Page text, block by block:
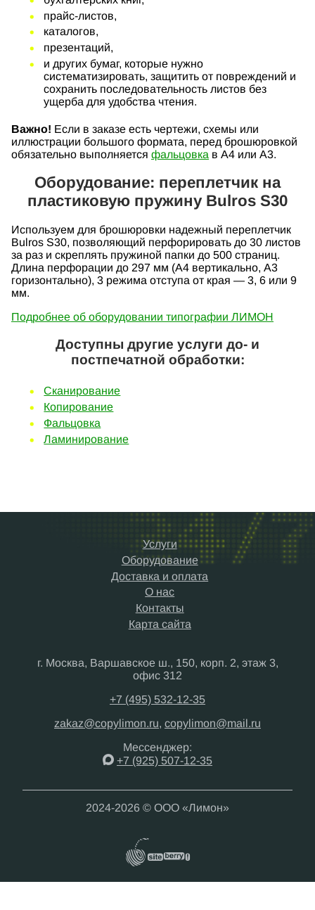
прайс-листов,
каталогов,
презентаций,
и других бумаг, которые нужно
систематизировать, защитить от повреждений и
сохранить последовательность листов без
ущерба для удобства чтения.
Важно! Если в заказе есть чертежи, схемы или
иллюстрации большого формата, перед брошюровкой
обязательно выполняется фальцовка в А4 или А3.
Оборудование: переплетчик на
пластиковую пружину Bulros S30
Используем для брошюровки надежный переплетчик
Bulros S30, позволяющий перфорировать до 30 листов
за раз и скреплять пружиной папки до 500 страниц.
Длина перфорации до 297 мм (А4 вертикально, А3
горизонтально), 3 режима отступа от края — 3, 6 или 9
мм.
Подробнее об оборудовании типографии ЛИМОН
Доступны другие услуги до- и
постпечатной обработки:
Сканирование
Копирование
Фальцовка
Ламинирование
Услуги
Оборудование
Доставка и оплата
О нас
Контакты
Карта сайта
г. Москва, Варшавское ш., 150, корп. 2, этаж 3,
офис 312
+7 (495) 532-12-35
zakaz@copylimon.ru, copylimon@mail.ru
Мессенджер:
+7 (925) 507-12-35
2024-2026 © ООО «Лимон»